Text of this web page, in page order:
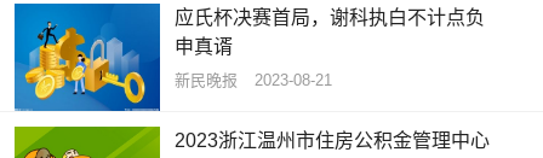
应氏杯决赛首局，谢科执白不计点负
申真谞
新民晚报 2023-08-21
2023浙江温州市住房公积金管理中心